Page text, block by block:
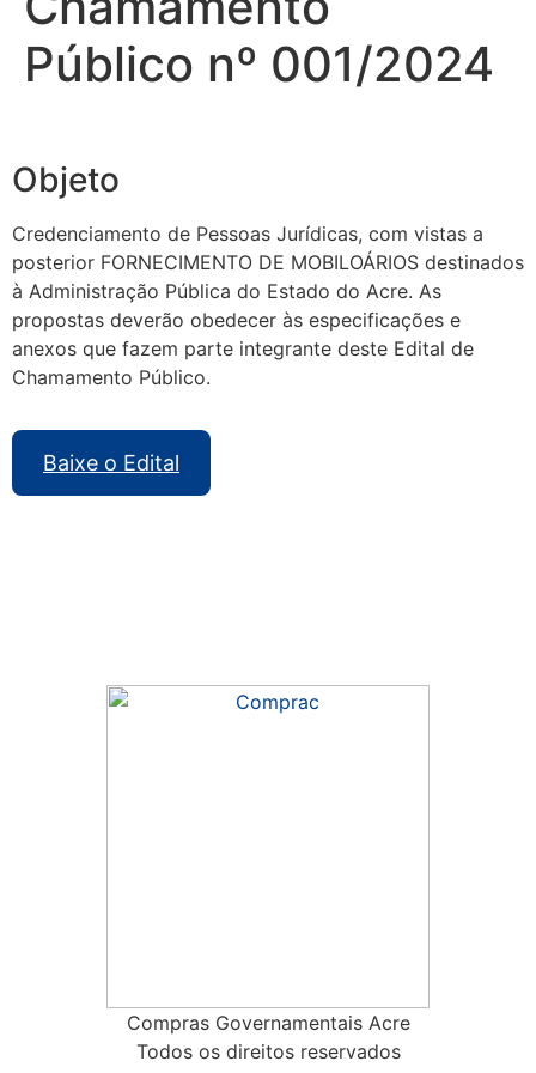
Público nº 001/2024
Objeto
Credenciamento de Pessoas Jurídicas, com vistas a
posterior FORNECIMENTO DE MOBILOÁRIOS destinados
à Administração Pública do Estado do Acre. As
propostas deverão obedecer às especificações e
anexos que fazem parte integrante deste Edital de
Chamamento Público.
Baixe o Edital
Compras Governamentais Acre
Todos os direitos reservados